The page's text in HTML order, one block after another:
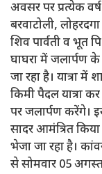
अवसर पर प्रत्येक
बरवाटोली,
शिव पार्वती व भूत
घाघरा में जलार्पण
जा रहा है। यात्रा में
किमी पैदल यात्रा
पर जलार्पण करेंगे।
सादर आमंत्रित
भेजा जा रहा है।
से सोमवार 05 अगस्त